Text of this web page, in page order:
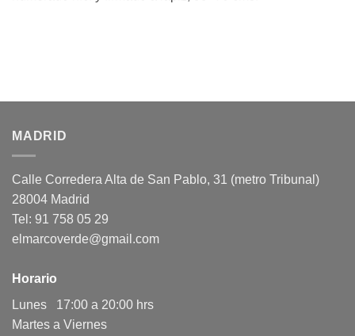
MADRID
Calle Corredera Alta de San Pablo, 31 (metro Tribunal)
28004 Madrid
Tel: 91 758 05 29
elmarcoverde@gmail.com
Horario
Lunes 17:00 a 20:00 hrs
Martes a Viernes